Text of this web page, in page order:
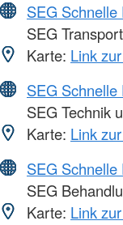
SEG
SEG
Karte: Link
SEG
SEG Technik
Karte: Link
SEG
SEG
Karte: Link